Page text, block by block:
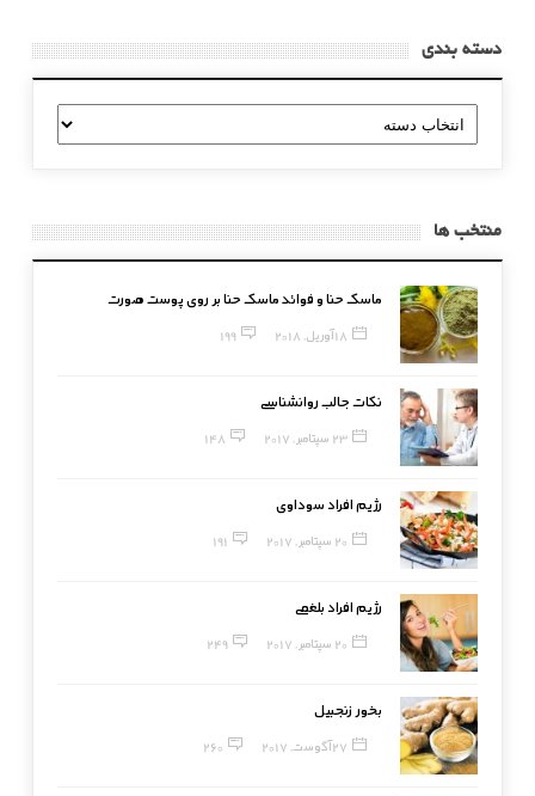
دسته بندی
دسته
بندی
منتخب ها
ماسک حنا و فوائد ماسک حنا بر روی پوست صورت
18 آوریل, 2018 199
نکات جالب روانشناسی
23 سپتامبر, 2017 148
رژیم افراد سوداوی
20 سپتامبر, 2017 191
رژیم افراد بلغمی
20 سپتامبر, 2017 249
بخور زنجبیل
27 آگوست, 2017 260